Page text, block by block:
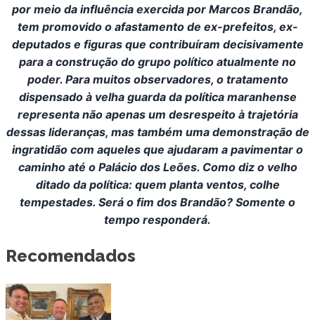
por meio da influência exercida por Marcos Brandão,
tem promovido o afastamento de ex-prefeitos, ex-
deputados e figuras que contribuíram decisivamente
para a construção do grupo político atualmente no
poder. Para muitos observadores, o tratamento
dispensado à velha guarda da política maranhense
representa não apenas um desrespeito à trajetória
dessas lideranças, mas também uma demonstração de
ingratidão com aqueles que ajudaram a pavimentar o
caminho até o Palácio dos Leões. Como diz o velho
ditado da política: quem planta ventos, colhe
tempestades. Será o fim dos Brandão? Somente o
tempo responderá.
Recomendados